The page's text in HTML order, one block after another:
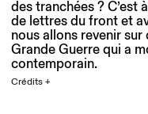
des tranchées ? C’est
de lettres du front et
nous allons revenir
Grande Guerre qui a
contemporain.
Crédits +